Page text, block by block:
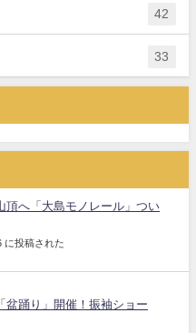
42
33
頂へ「大島モノレール」つい
に投稿された
盆踊り」開催！振袖ショー